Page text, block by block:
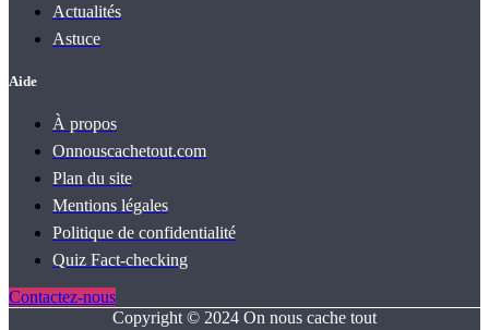
Actualités
Astuce
Aide
À propos
Onnouscachetout.com
Plan du site
Mentions légales
Politique de confidentialité
Quiz Fact‑checking
Contactez-nous
Copyright © 2024 On nous cache tout